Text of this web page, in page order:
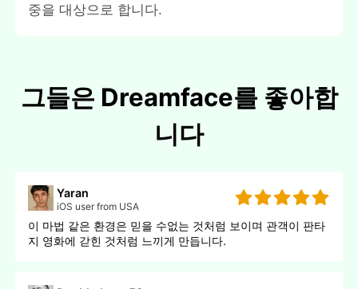
중을 대상으로 합니다.
그들은 Dreamface를 좋아합
니다
Yaran
iOS user from USA
이 마법 같은 환경은 믿을 수없는 것처럼 보이며 관객이 판타
지 영화에 갇힌 것처럼 느끼게 만듭니다.